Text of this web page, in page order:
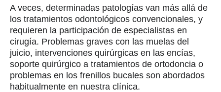
A veces, determinadas patologías van más allá de
los tratamientos odontológicos convencionales, y
requieren la participación de especialistas en
cirugía. Problemas graves con las muelas del
juicio, intervenciones quirúrgicas en las encías,
soporte quirúrgico a tratamientos de ortodoncia o
problemas en los frenillos bucales son abordados
habitualmente en nuestra clínica.